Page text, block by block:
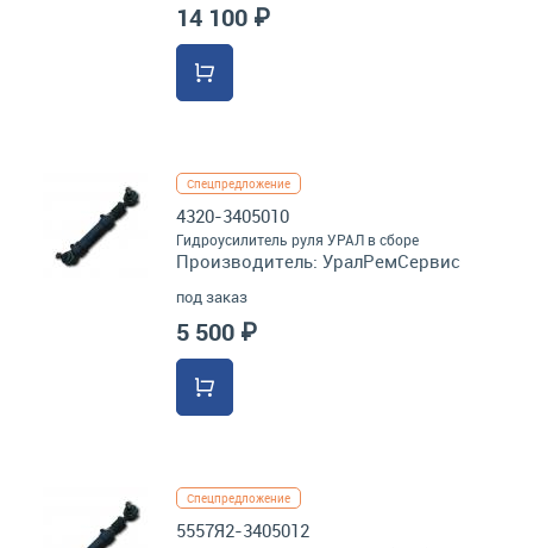
14 100 ₽
Спецпредложение
4320-3405010
Гидроусилитель руля УРАЛ в сборе
Производитель: УралРемСервис
под заказ
5 500 ₽
Спецпредложение
5557Я2-3405012